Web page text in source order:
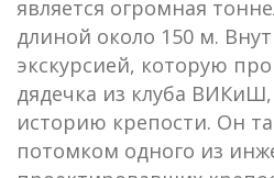
является огромная
длиной около 150 м.
экскурсией, которую
дядечка из клуба
историю крепости. Он
потомком одного из